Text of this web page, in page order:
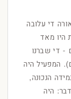
די עלובה
היו מאד
- די שברנו
המפעיל היה
הנכונה,
היה